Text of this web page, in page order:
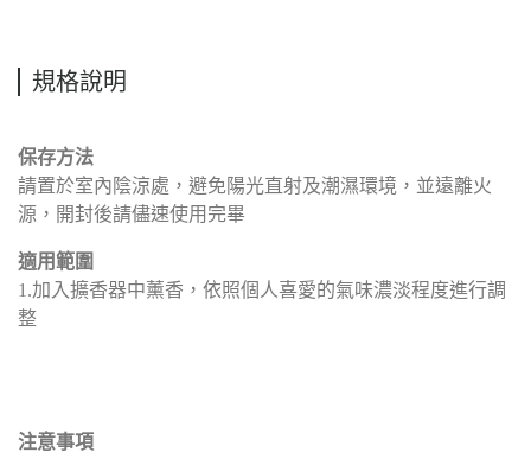
規格說明
保存方法
請置於室內陰涼處，避免陽光直射及潮濕環境，並遠離火
源，開封後請儘速使用完畢
適用範圍
1.加入擴香器中薰香，依照個人喜愛的氣味濃淡程度進行調
整
注意事項